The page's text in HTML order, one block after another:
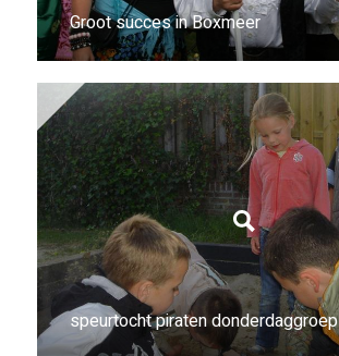
Groot succes in Boxmeer
speurtocht piraten donderdaggroep